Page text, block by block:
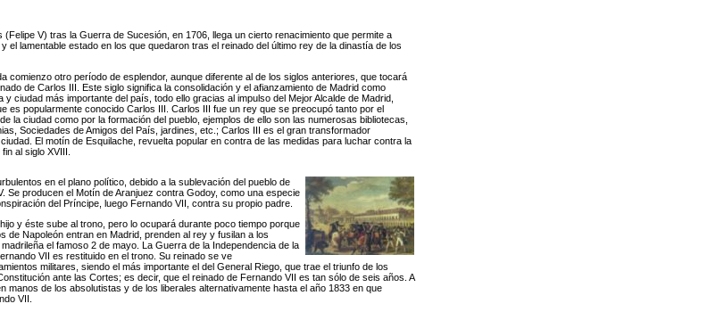
(Felipe V) tras la Guerra de Sucesión, en 1706, llega un cierto renacimiento que permite a
el lamentable estado en los que quedaron tras el reinado del último rey de la dinastía de los
comienzo otro período de esplendor, aunque diferente al de los siglos anteriores, que tocará
de Carlos III. Este siglo significa la consolidación y el afianzamiento de Madrid como
y ciudad más importante del país, todo ello gracias al impulso del Mejor Alcalde de Madrid,
es popularmente conocido Carlos III. Carlos III fue un rey que se preocupó tanto por el
la ciudad como por la formación del pueblo, ejemplos de ello son las numerosas bibliotecas,
Sociedades de Amigos del País, jardines, etc.; Carlos III es el gran transformador
El motín de Esquilache, revuelta popular en contra de las medidas para luchar contra la
al siglo XVIII.
en el plano político, debido a la sublevación del pueblo de
Se producen el Motín de Aranjuez contra Godoy, como una especie
del Príncipe, luego Fernando VII, contra su propio padre.
y éste sube al trono, pero lo ocupará durante poco tiempo porque
de Napoleón entran en Madrid, prenden al rey y fusilan a los
el famoso 2 de mayo. La Guerra de la Independencia de la
VII es restituido en el trono. Su reinado se ve
militares, siendo el más importante el del General Riego, que trae el triunfo de los
ante las Cortes; es decir, que el reinado de Fernando VII es tan sólo de seis años. A
manos de los absolutistas y de los liberales alternativamente hasta el año 1833 en que
VII.